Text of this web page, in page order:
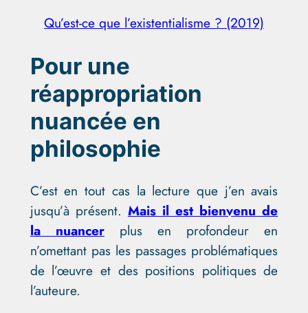
Qu’est-ce que l’existentialisme ? (2019)
Pour une
réappropriation
nuancée en
philosophie
C’est en tout cas la lecture que j’en avais
jusqu’à présent. Mais il est bienvenu de
la nuancerplus en profondeur en
n’omettant pas les passages problématiques
de l’œuvre et des positions politiques de
l’auteure.